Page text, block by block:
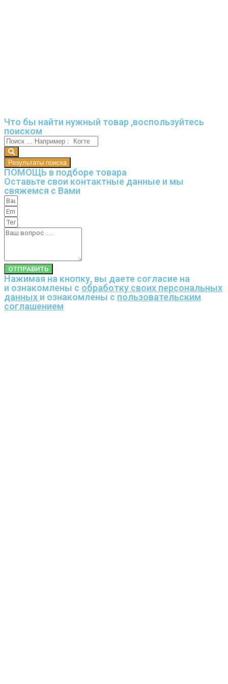
Что бы найти нужный товар ,воспользуйтесь
поиском
Результаты поиска
ПОМОЩЬ в подборе товара
Оставьте свои контактные данные и мы
свяжемся с Вами
ОТПРАВИТЬ
Нажимая на кнопку, вы даете согласие на
и ознакомлены с обработку своих персональных
данных и ознакомлены с пользовательским
соглашением